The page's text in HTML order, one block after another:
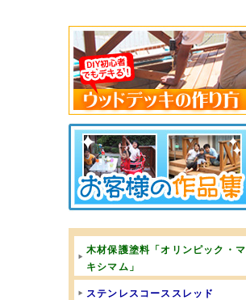
木材保護塗料「オリンピック・マ
キシマム」
ステンレスコーススレッド